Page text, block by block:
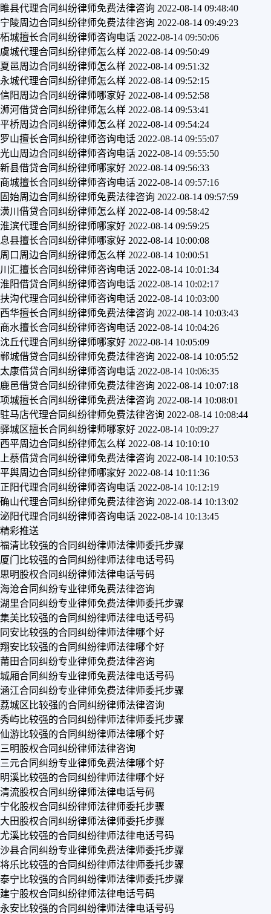
睢县代理合同纠纷律师免费法律咨询 2022-08-14 09:48:40
宁陵周边合同纠纷律师免费法律咨询 2022-08-14 09:49:23
柘城擅长合同纠纷律师咨询电话 2022-08-14 09:50:06
虞城代理合同纠纷律师怎么样 2022-08-14 09:50:49
夏邑周边合同纠纷律师怎么样 2022-08-14 09:51:32
永城代理合同纠纷律师怎么样 2022-08-14 09:52:15
信阳周边合同纠纷律师哪家好 2022-08-14 09:52:58
浉河借贷合同纠纷律师怎么样 2022-08-14 09:53:41
平桥周边合同纠纷律师怎么样 2022-08-14 09:54:24
罗山擅长合同纠纷律师咨询电话 2022-08-14 09:55:07
光山周边合同纠纷律师咨询电话 2022-08-14 09:55:50
新县借贷合同纠纷律师哪家好 2022-08-14 09:56:33
商城擅长合同纠纷律师咨询电话 2022-08-14 09:57:16
固始周边合同纠纷律师免费法律咨询 2022-08-14 09:57:59
潢川借贷合同纠纷律师怎么样 2022-08-14 09:58:42
淮滨代理合同纠纷律师哪家好 2022-08-14 09:59:25
息县擅长合同纠纷律师哪家好 2022-08-14 10:00:08
周口周边合同纠纷律师怎么样 2022-08-14 10:00:51
川汇擅长合同纠纷律师咨询电话 2022-08-14 10:01:34
淮阳借贷合同纠纷律师咨询电话 2022-08-14 10:02:17
扶沟代理合同纠纷律师咨询电话 2022-08-14 10:03:00
西华擅长合同纠纷律师免费法律咨询 2022-08-14 10:03:43
商水擅长合同纠纷律师咨询电话 2022-08-14 10:04:26
沈丘代理合同纠纷律师哪家好 2022-08-14 10:05:09
郸城借贷合同纠纷律师免费法律咨询 2022-08-14 10:05:52
太康借贷合同纠纷律师咨询电话 2022-08-14 10:06:35
鹿邑借贷合同纠纷律师免费法律咨询 2022-08-14 10:07:18
项城擅长合同纠纷律师免费法律咨询 2022-08-14 10:08:01
驻马店代理合同纠纷律师免费法律咨询 2022-08-14 10:08:44
驿城区擅长合同纠纷律师哪家好 2022-08-14 10:09:27
西平周边合同纠纷律师怎么样 2022-08-14 10:10:10
上蔡借贷合同纠纷律师免费法律咨询 2022-08-14 10:10:53
平舆周边合同纠纷律师哪家好 2022-08-14 10:11:36
正阳代理合同纠纷律师咨询电话 2022-08-14 10:12:19
确山代理合同纠纷律师免费法律咨询 2022-08-14 10:13:02
泌阳代理合同纠纷律师咨询电话 2022-08-14 10:13:45
精彩推送
福清比较强的合同纠纷律师法律师委托步骤
厦门比较强的合同纠纷律师法律电话号码
思明股权合同纠纷律师法律电话号码
海沧合同纠纷专业律师免费法律咨询
湖里合同纠纷专业律师免费法律师委托步骤
集美比较强的合同纠纷律师法律电话号码
同安比较强的合同纠纷律师法律哪个好
翔安比较强的合同纠纷律师法律哪个好
莆田合同纠纷专业律师免费法律咨询
城厢合同纠纷专业律师免费法律电话号码
涵江合同纠纷专业律师免费法律师委托步骤
荔城区比较强的合同纠纷律师法律咨询
秀屿比较强的合同纠纷律师法律师委托步骤
仙游比较强的合同纠纷律师法律哪个好
三明股权合同纠纷律师法律咨询
三元合同纠纷专业律师免费法律哪个好
明溪比较强的合同纠纷律师法律哪个好
清流股权合同纠纷律师法律电话号码
宁化股权合同纠纷律师法律师委托步骤
大田股权合同纠纷律师法律师委托步骤
尤溪比较强的合同纠纷律师法律电话号码
沙县合同纠纷专业律师免费法律师委托步骤
将乐比较强的合同纠纷律师法律师委托步骤
泰宁比较强的合同纠纷律师法律师委托步骤
建宁股权合同纠纷律师法律电话号码
永安比较强的合同纠纷律师法律电话号码